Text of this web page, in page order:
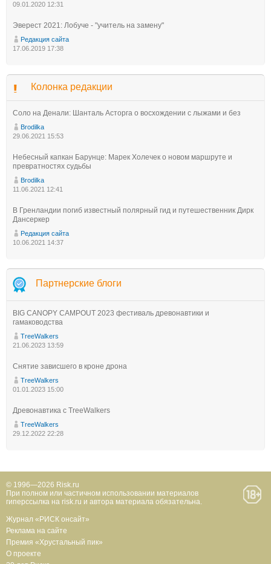
09.01.2020 12:31
Эверест 2021: Лобуче - "учитель на замену"
Редакция сайта
17.06.2019 17:38
Колонка редакции
Соло на Денали: Шанталь Асторга о восхождении с лыжами и без
Brodilka
29.06.2021 15:53
Небесный капкан Барунце: Марек Холечек о новом маршруте и
превратностях судьбы
Brodilka
11.06.2021 12:41
В Гренландии погиб известный полярный гид и путешественник Дирк
Дансеркер
Редакция сайта
10.06.2021 14:37
Партнерские блоги
BIG CANOPY CAMPOUT 2023 фестиваль древонавтики и
гамаководства
TreeWalkers
21.06.2023 13:59
Снятие зависшего в кроне дрона
TreeWalkers
01.01.2023 15:00
Древонавтика с TreeWalkers
TreeWalkers
29.12.2022 22:28
© 1996—2026 Risk.ru
При полном или частичном использовании материалов
гиперссылка на risk.ru и автора материала обязательна.
Журнал «РИСК онсайт»
Реклама на сайте
Премия «Хрустальный пик»
О проекте